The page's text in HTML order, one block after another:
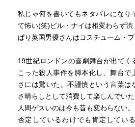
私じゃ何を書いてもネタバレになり
て怖い(笑)ビル・ナイは相変わらず
ぱり英国男優さんはコスチューム・
19世紀ロンドンの喜劇舞台が出てく
こった殺人事件を脚本化し、舞台で
さには驚いた。不謹慎という言葉は
さ晴らしとして消費して楽しんでいた
人間ゲスいのは今も昔も変わらない。
否定しているわけでも肯定してい